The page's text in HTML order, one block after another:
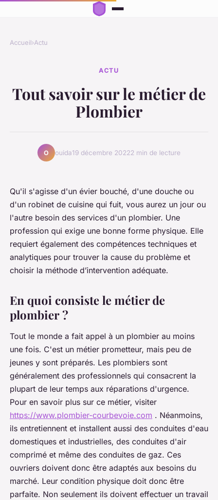
Accueil›Actu
ACTU
Tout savoir sur le métier de
Plombier
O ouida19 décembre 20222 min de lecture
Qu'il s'agisse d'un évier bouché, d'une douche ou
d'un robinet de cuisine qui fuit, vous aurez un jour ou
l'autre besoin des services d'un plombier. Une
profession qui exige une bonne forme physique. Elle
requiert également des compétences techniques et
analytiques pour trouver la cause du problème et
choisir la méthode d’intervention adéquate.
En quoi consiste le métier de
plombier ?
Tout le monde a fait appel à un plombier au moins
une fois. C'est un métier prometteur, mais peu de
jeunes y sont préparés. Les plombiers sont
généralement des professionnels qui consacrent la
plupart de leur temps aux réparations d'urgence.
Pour en savoir plus sur ce métier, visiter
https://www.plombier-courbevoie.com . Néanmoins,
ils entretiennent et installent aussi des conduites d'eau
domestiques et industrielles, des conduites d'air
comprimé et même des conduites de gaz. Ces
ouvriers doivent donc être adaptés aux besoins du
marché. Leur condition physique doit donc être
parfaite. Non seulement ils doivent effectuer un travail